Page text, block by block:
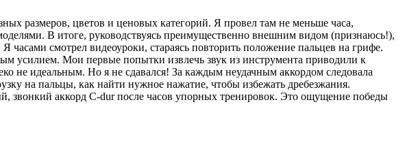
размеров, цветов и ценовых категорий. Я провел там не меньше часа,
В итоге, руководствуясь преимущественно внешним видом (признаюсь!),
смотрел видеоуроки, стараясь повторить положение пальцев на грифе.
Мои первые попытки извлечь звук из инструмента приводили к
не идеальным. Но я не сдавался! За каждым неудачным аккордом следовала
на пальцы, как найти нужное нажатие, чтобы избежать дребезжания.
звонкий аккорд C-dur после часов упорных тренировок. Это ощущение победы